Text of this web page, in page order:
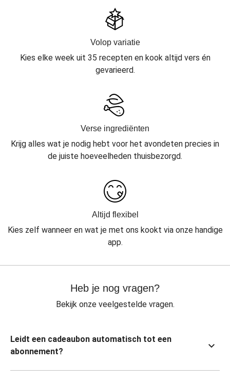
Volop variatie
Kies elke week uit 35 recepten en kook altijd vers én
gevarieerd.
Verse ingrediënten
Krijg alles wat je nodig hebt voor het avondeten precies in
de juiste hoeveelheden thuisbezorgd.
Altijd flexibel
Kies zelf wanneer en wat je met ons kookt via onze handige
app.
Heb je nog vragen?
Bekijk onze veelgestelde vragen.
Leidt een cadeaubon automatisch tot een
abonnement?